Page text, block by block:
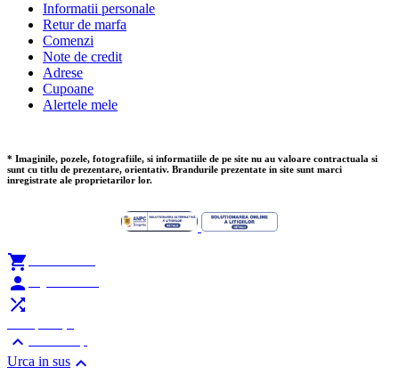
Informatii personale
Retur de marfa
Comenzi
Note de credit
Adrese
Cupoane
Alertele mele
* Imaginile, pozele, fotografiile, si informatiile de pe site nu au valoare contractuala si
sunt cu titlu de prezentare, orientativ. Brandurile prezentate in site sunt marci
inregistrate ale proprietarilor lor.




Urca in sus 